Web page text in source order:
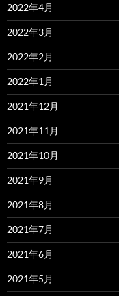
2022年4月
2022年3月
2022年2月
2022年1月
2021年12月
2021年11月
2021年10月
2021年9月
2021年8月
2021年7月
2021年6月
2021年5月